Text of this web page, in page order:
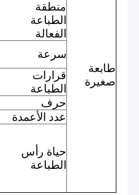
طابعة
صغيرة
منطقة
الطباعة
الفعالة
سرعة
قرارات
الطباعة
حرف
عدد الأعمدة
حياة رأس
الطباعة